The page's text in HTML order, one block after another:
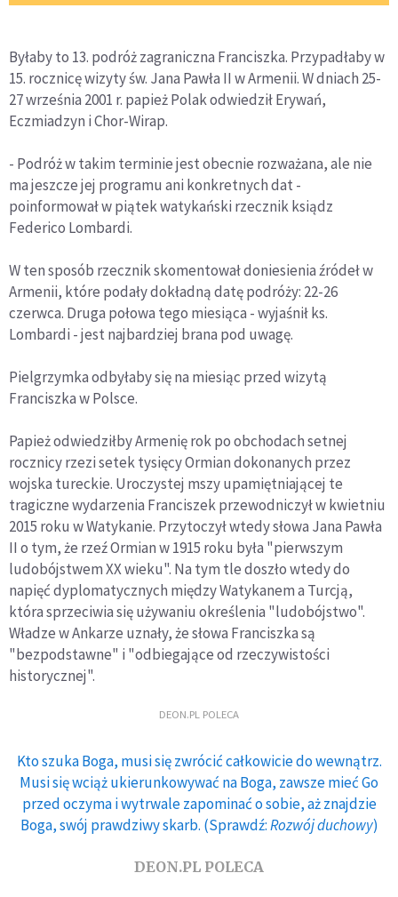
Byłaby to 13. podróż zagraniczna Franciszka. Przypadłaby w
15. rocznicę wizyty św. Jana Pawła II w Armenii. W dniach 25-
27 września 2001 r. papież Polak odwiedził Erywań,
Eczmiadzyn i Chor-Wirap.
- Podróż w takim terminie jest obecnie rozważana, ale nie
ma jeszcze jej programu ani konkretnych dat -
poinformował w piątek watykański rzecznik ksiądz
Federico Lombardi.
W ten sposób rzecznik skomentował doniesienia źródeł w
Armenii, które podały dokładną datę podróży: 22-26
czerwca. Druga połowa tego miesiąca - wyjaśnił ks.
Lombardi - jest najbardziej brana pod uwagę.
Pielgrzymka odbyłaby się na miesiąc przed wizytą
Franciszka w Polsce.
Papież odwiedziłby Armenię rok po obchodach setnej
rocznicy rzezi setek tysięcy Ormian dokonanych przez
wojska tureckie. Uroczystej mszy upamiętniającej te
tragiczne wydarzenia Franciszek przewodniczył w kwietniu
2015 roku w Watykanie. Przytoczył wtedy słowa Jana Pawła
II o tym, że rzeź Ormian w 1915 roku była "pierwszym
ludobójstwem XX wieku". Na tym tle doszło wtedy do
napięć dyplomatycznych między Watykanem a Turcją,
która sprzeciwia się używaniu określenia "ludobójstwo".
Władze w Ankarze uznały, że słowa Franciszka są
"bezpodstawne" i "odbiegające od rzeczywistości
historycznej".
DEON.PL POLECA
Kto szuka Boga, musi się zwrócić całkowicie do wewnątrz.
Musi się wciąż ukierunkowywać na Boga, zawsze mieć Go
przed oczyma i wytrwale zapominać o sobie, aż znajdzie
Boga, swój prawdziwy skarb. (Sprawdź:Rozwój duchowy)
DEON.PL POLECA